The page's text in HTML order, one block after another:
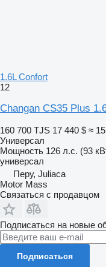
1.6L Confort
12
Changan CS35 Plus
160 700 TJS 17 440 $ ≈
Универсал
Мощность 126 л.с. (93
универсал
Перу, Juliaca
Motor Mass
Связаться с продавцом
Подписаться на новые
Подписаться